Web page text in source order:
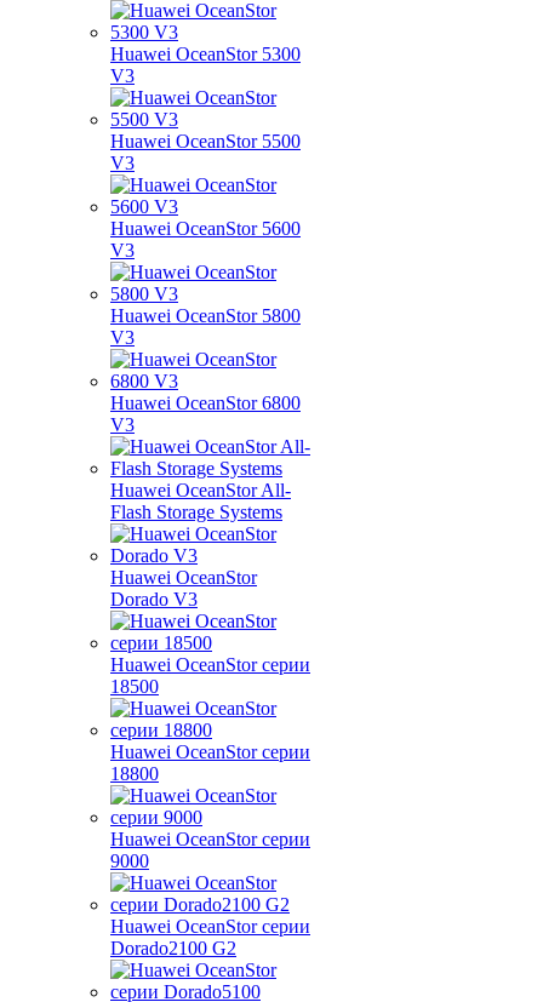
Huawei OceanStor 5300
V3
Huawei OceanStor 5500
V3
Huawei OceanStor 5600
V3
Huawei OceanStor 5800
V3
Huawei OceanStor 6800
V3
Huawei OceanStor All-
Flash Storage Systems
Huawei OceanStor
Dorado V3
Huawei OceanStor серии
18500
Huawei OceanStor серии
18800
Huawei OceanStor серии
9000
Huawei OceanStor серии
Dorado2100 G2